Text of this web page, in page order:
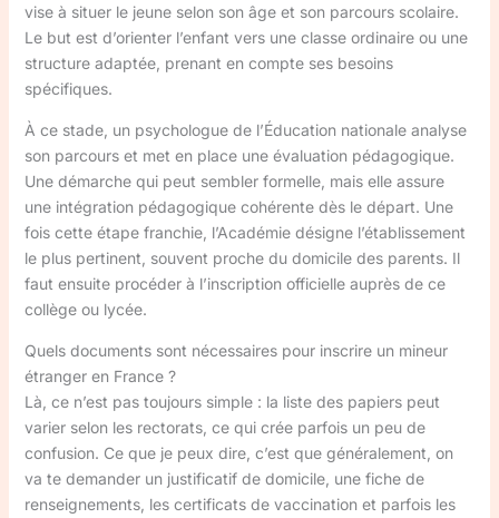
vise à situer le jeune selon son âge et son parcours scolaire.
Le but est d’orienter l’enfant vers une classe ordinaire ou une
structure adaptée, prenant en compte ses besoins
spécifiques.
À ce stade, un psychologue de l’Éducation nationale analyse
son parcours et met en place une évaluation pédagogique.
Une démarche qui peut sembler formelle, mais elle assure
une intégration pédagogique cohérente dès le départ. Une
fois cette étape franchie, l’Académie désigne l’établissement
le plus pertinent, souvent proche du domicile des parents. Il
faut ensuite procéder à l’inscription officielle auprès de ce
collège ou lycée.
Quels documents sont nécessaires pour inscrire un mineur
étranger en France ?
Là, ce n’est pas toujours simple : la liste des papiers peut
varier selon les rectorats, ce qui crée parfois un peu de
confusion. Ce que je peux dire, c’est que généralement, on
va te demander un justificatif de domicile, une fiche de
renseignements, les certificats de vaccination et parfois les